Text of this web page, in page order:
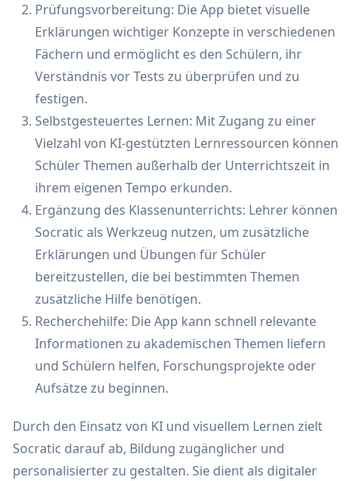
Prüfungsvorbereitung: Die App bietet visuelle
Erklärungen wichtiger Konzepte in verschiedenen
Fächern und ermöglicht es den Schülern, ihr
Verständnis vor Tests zu überprüfen und zu
festigen.
Selbstgesteuertes Lernen: Mit Zugang zu einer
Vielzahl von KI-gestützten Lernressourcen können
Schüler Themen außerhalb der Unterrichtszeit in
ihrem eigenen Tempo erkunden.
Ergänzung des Klassenunterrichts: Lehrer können
Socratic als Werkzeug nutzen, um zusätzliche
Erklärungen und Übungen für Schüler
bereitzustellen, die bei bestimmten Themen
zusätzliche Hilfe benötigen.
Recherchehilfe: Die App kann schnell relevante
Informationen zu akademischen Themen liefern
und Schülern helfen, Forschungsprojekte oder
Aufsätze zu beginnen.
Durch den Einsatz von KI und visuellem Lernen zielt
Socratic darauf ab, Bildung zugänglicher und
personalisierter zu gestalten. Sie dient als digitaler